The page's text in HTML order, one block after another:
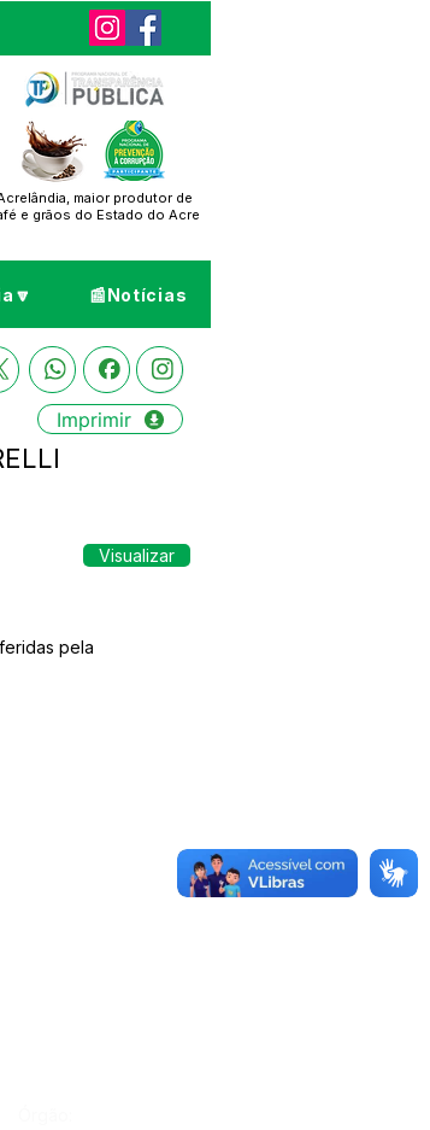
maior produtor de
e grãos do Estado do Acre
📰Notícias
Imprimir
Visualizar
pela